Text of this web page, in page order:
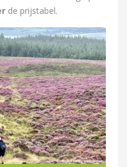
de prijstabel.